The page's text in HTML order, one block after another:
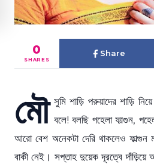
0
SHARES
Share
মৌ সুমি শাড়ি পরুয়াদের শাড়ি
বলে! বলছি পহেলা ফাল্গুন,
আরো বেশ অনেকটা দেরি থাকলেও ফাল্গুন
বাকী নেই। সপ্তাহ দুয়েক দূরত্বে